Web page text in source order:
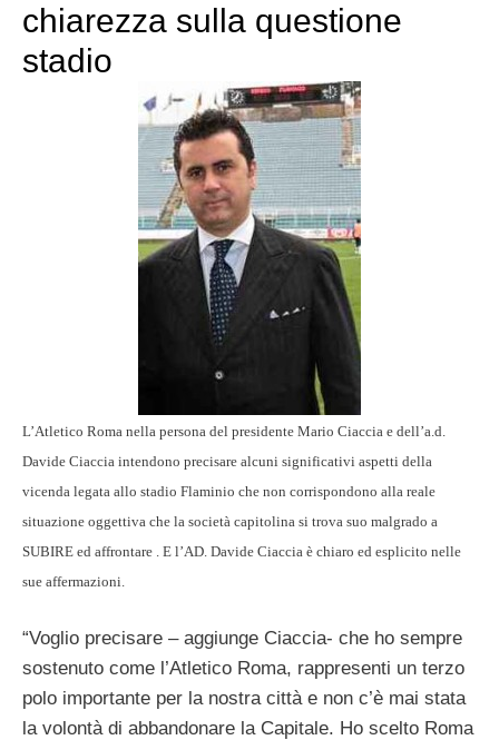
chiarezza sulla questione
stadio
L’Atletico Roma nella persona del presidente Mario Ciaccia e dell’a.d.
Davide Ciaccia intendono precisare alcuni significativi aspetti della
vicenda legata allo stadio Flaminio che non corrispondono alla reale
situazione oggettiva che la società capitolina si trova suo malgrado a
SUBIRE ed affrontare . E l’AD. Davide Ciaccia è chiaro ed esplicito nelle
sue affermazioni.
“Voglio precisare – aggiunge Ciaccia- che ho sempre
sostenuto come l’Atletico Roma, rappresenti un terzo
polo importante per la nostra città e non c’è mai stata
la volontà di abbandonare la Capitale. Ho scelto Roma